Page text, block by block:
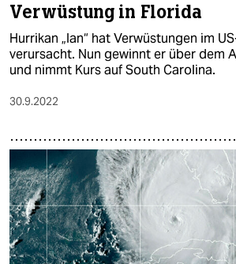
Verwüstung in Florida
Hurrikan „Ian“ hat Verwüstungen im
verursacht. Nun gewinnt er über dem
und nimmt Kurs auf South Carolina.
30.9.2022